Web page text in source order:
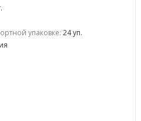
упаковке: 24 уп.